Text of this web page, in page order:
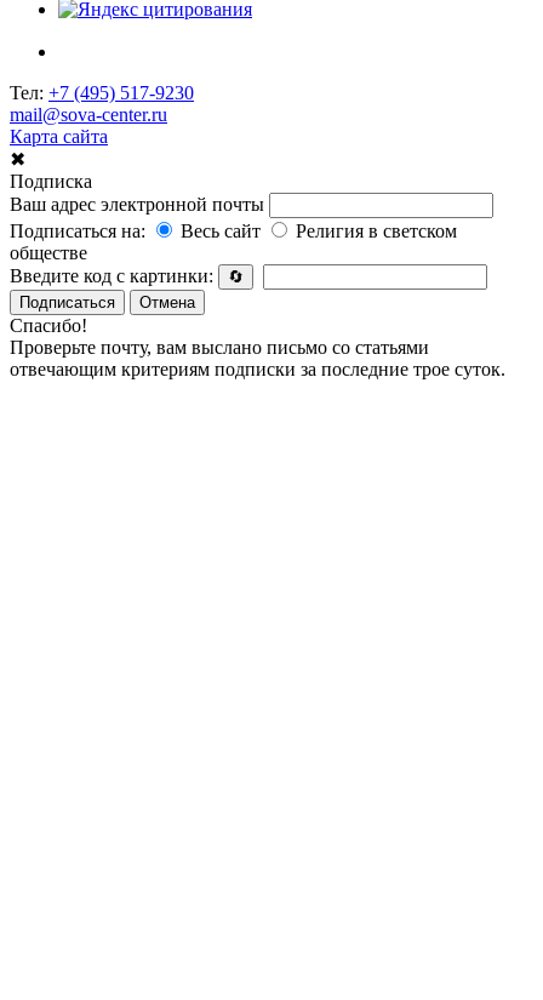
Тел: +7 (495) 517-9230
mail@sova-center.ru
Карта сайта
✖
Подписка
Ваш адрес электронной почты
Подписаться на:
Весь сайт
Религия в светском
обществе
Введите код с картинки:
🔄
Подписаться
Отмена
Спасибо!
Проверьте почту, вам выслано письмо со статьями
отвечающим критериям подписки за последние трое суток.